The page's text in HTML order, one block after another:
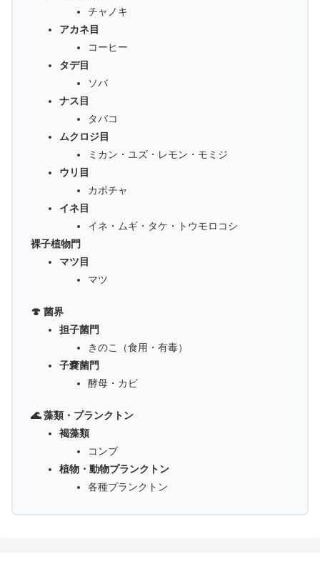
チャノキ
アカネ目
コーヒー
タデ目
ソバ
ナス目
タバコ
ムクロジ目
ミカン・ユズ・レモン・モミジ
ウリ目
カボチャ
イネ目
イネ・ムギ・タケ・トウモロコシ
裸子植物門
マツ目
マツ
🍄 菌界
担子菌門
きのこ（食用・有毒）
子嚢菌門
酵母・カビ
🌊 藻類・プランクトン
褐藻類
コンブ
植物・動物プランクトン
各種プランクトン